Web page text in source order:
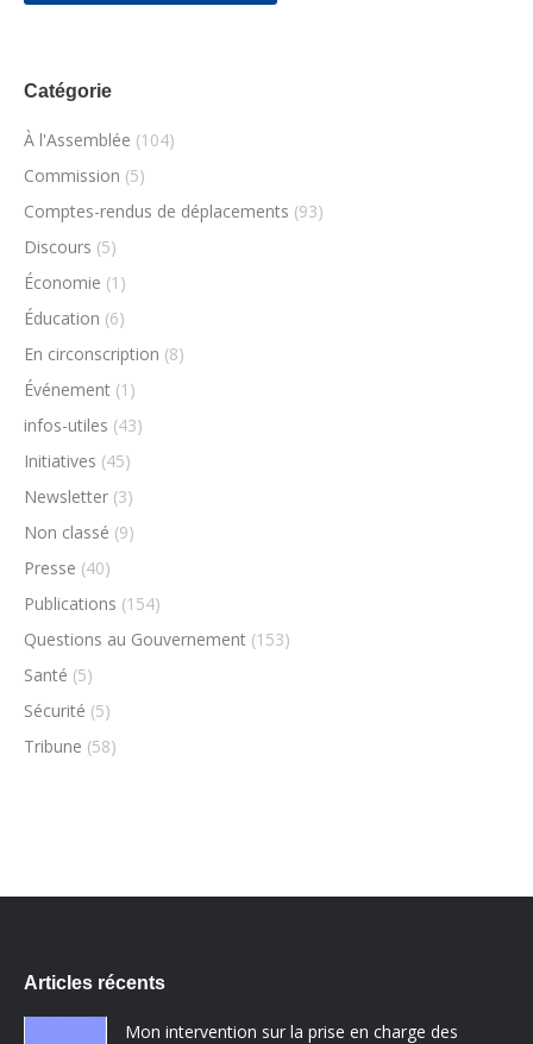
Catégorie
À l'Assemblée (104)
Commission (5)
Comptes-rendus de déplacements (93)
Discours (5)
Économie (1)
Éducation (6)
En circonscription (8)
Événement (1)
infos-utiles (43)
Initiatives (45)
Newsletter (3)
Non classé (9)
Presse (40)
Publications (154)
Questions au Gouvernement (153)
Santé (5)
Sécurité (5)
Tribune (58)
Articles récents
Mon intervention sur la prise en charge des